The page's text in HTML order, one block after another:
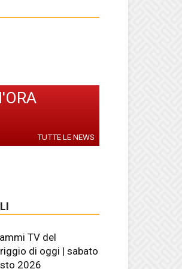
TUTTE LE NEWS
TV del
di oggi | sabato
2026